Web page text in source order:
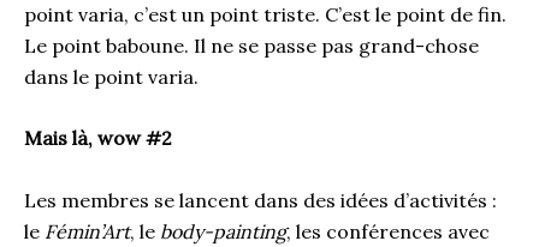
point varia, c’est un point triste. C’est le point de fin.
Le point baboune. Il ne se passe pas grand-chose
dans le point varia.
Mais là, wow #2
Les membres se lancent dans des idées d’activités :
le Fémin’Art, le body-painting, les conférences avec